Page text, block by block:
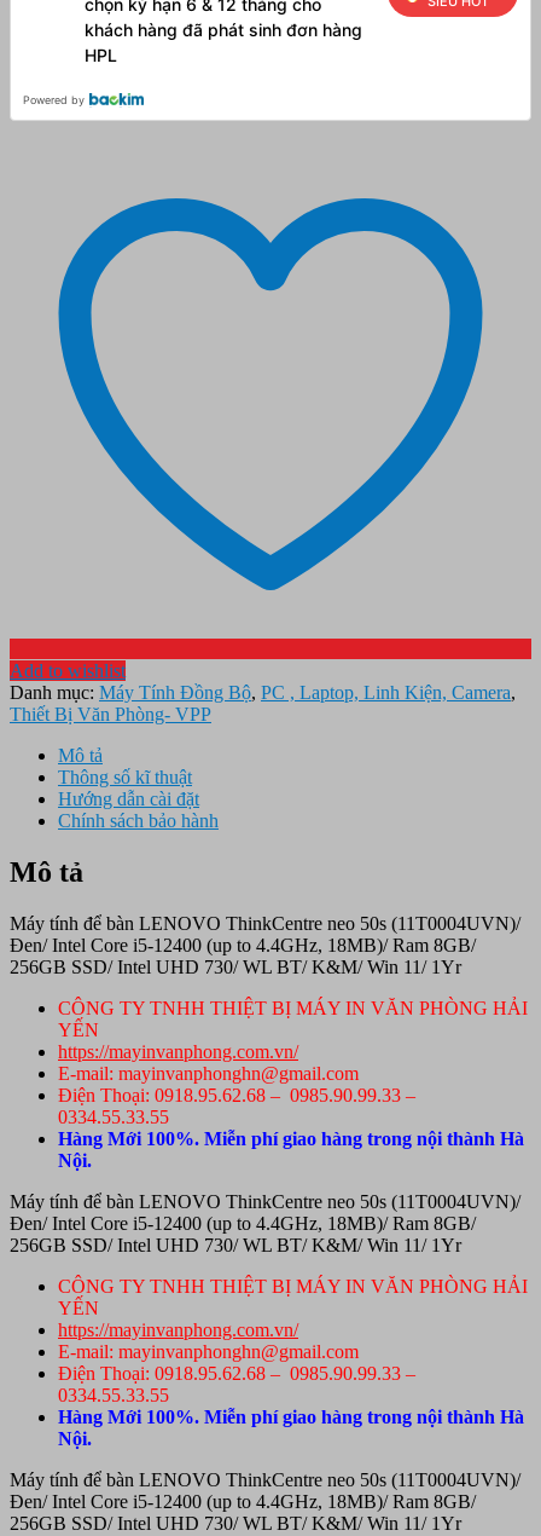
chọn kỳ hạn 6 & 12 tháng cho
khách hàng đã phát sinh đơn hàng
HPL
Powered by
Add to wishlist
Danh mục: Máy Tính Đồng Bộ, PC , Laptop, Linh Kiện, Camera,
Thiết Bị Văn Phòng- VPP
Mô tả
Thông số kĩ thuật
Hướng dẫn cài đặt
Chính sách bảo hành
Mô tả
Máy tính để bàn LENOVO ThinkCentre neo 50s (11T0004UVN)/
Đen/ Intel Core i5-12400 (up to 4.4GHz, 18MB)/ Ram 8GB/
256GB SSD/ Intel UHD 730/ WL BT/ K&M/ Win 11/ 1Yr
CÔNG TY TNHH THIỆT BỊ MÁY IN VĂN PHÒNG HẢI
YẾN
https://mayinvanphong.com.vn/
E-mail: mayinvanphonghn@gmail.com
Điện Thoại: 0918.95.62.68 – 0985.90.99.33 –
0334.55.33.55
Hàng Mới 100%. Miễn phí giao hàng trong nội thành Hà
Nội.
Máy tính để bàn LENOVO ThinkCentre neo 50s (11T0004UVN)/
Đen/ Intel Core i5-12400 (up to 4.4GHz, 18MB)/ Ram 8GB/
256GB SSD/ Intel UHD 730/ WL BT/ K&M/ Win 11/ 1Yr
CÔNG TY TNHH THIỆT BỊ MÁY IN VĂN PHÒNG HẢI
YẾN
https://mayinvanphong.com.vn/
E-mail: mayinvanphonghn@gmail.com
Điện Thoại: 0918.95.62.68 – 0985.90.99.33 –
0334.55.33.55
Hàng Mới 100%. Miễn phí giao hàng trong nội thành Hà
Nội.
Máy tính để bàn LENOVO ThinkCentre neo 50s (11T0004UVN)/
Đen/ Intel Core i5-12400 (up to 4.4GHz, 18MB)/ Ram 8GB/
256GB SSD/ Intel UHD 730/ WL BT/ K&M/ Win 11/ 1Yr